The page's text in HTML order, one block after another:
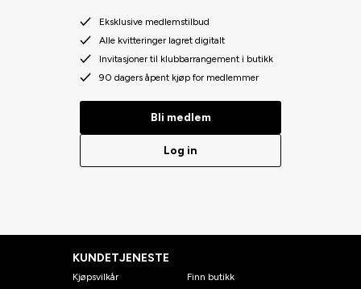
Eksklusive medlemstilbud
Alle kvitteringer lagret digitalt
Invitasjoner til klubbarrangement i butikk
90 dagers åpent kjøp for medlemmer
Bli medlem
Log in
KUNDETJENESTE
Kjøpsvilkår
Finn butikk